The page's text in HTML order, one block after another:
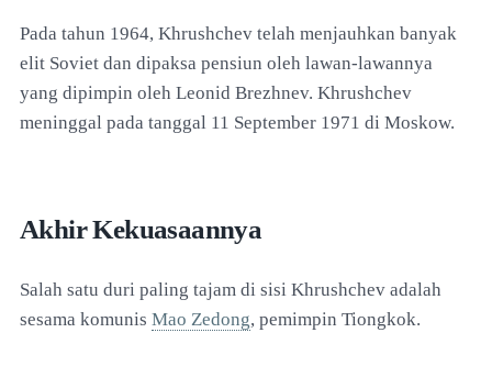
Pada tahun 1964, Khrushchev telah menjauhkan banyak
elit Soviet dan dipaksa pensiun oleh lawan-lawannya
yang dipimpin oleh Leonid Brezhnev. Khrushchev
meninggal pada tanggal 11 September 1971 di Moskow.
Akhir Kekuasaannya
Salah satu duri paling tajam di sisi Khrushchev adalah
sesama komunis Mao Zedong, pemimpin Tiongkok.